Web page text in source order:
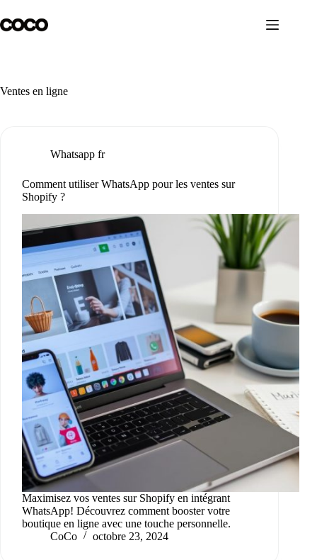
au
contenu
Ventes en ligne
Whatsapp fr
Comment utiliser WhatsApp pour les ventes sur
Shopify ?
Maximisez vos ventes sur Shopify en intégrant
WhatsApp! Découvrez comment booster votre
boutique en ligne avec une touche personnelle.
CoCo
octobre 23, 2024